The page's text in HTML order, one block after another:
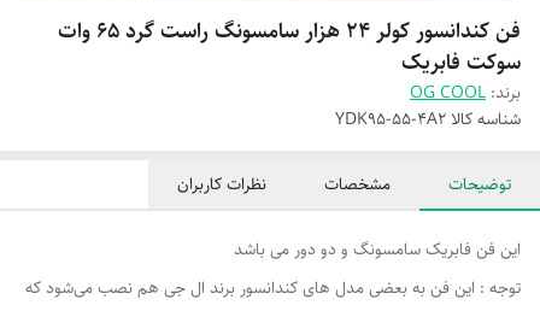
فن کندانسور کولر ۲۴ هزار سامسونگ راست گرد 65 وات
سوکت فابریک
برند: OG COOL
شناسه کالا YDK95-55-4A2
توضیحات مشخصات نظرات کاربران
این فن فابریک سامسونگ و دو دور می باشد
توجه : این فن به بعضی مدل های کندانسور برند ال جی هم نصب می‌شود که